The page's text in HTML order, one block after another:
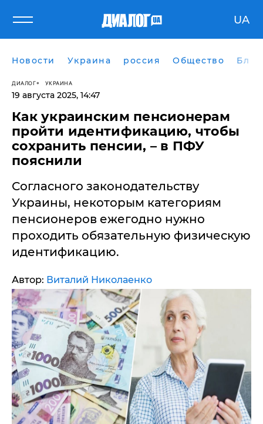
UA
Новости Украина россия Общество
ДИАЛОГ УКРАИНА
19 августа 2025, 14:47
Как украинским пенсионерам
пройти идентификацию, чтобы
сохранить пенсии, – в ПФУ
пояснили
Согласного законодательству
Украины, некоторым категориям
пенсионеров ежегодно нужно
проходить обязательную физическую
идентификацию.
Автор: Виталий Николаенко